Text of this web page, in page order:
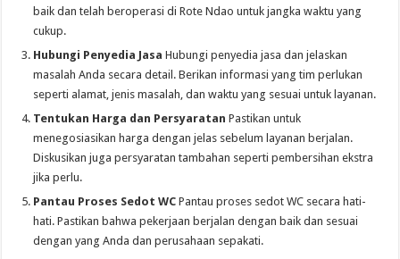
baik dan telah beroperasi di Rote Ndao untuk jangka waktu yang
cukup.
Hubungi Penyedia Jasa Hubungi penyedia jasa dan jelaskan
masalah Anda secara detail. Berikan informasi yang tim perlukan
seperti alamat, jenis masalah, dan waktu yang sesuai untuk layanan.
Tentukan Harga dan Persyaratan Pastikan untuk
menegosiasikan harga dengan jelas sebelum layanan berjalan.
Diskusikan juga persyaratan tambahan seperti pembersihan ekstra
jika perlu.
Pantau Proses Sedot WC Pantau proses sedot WC secara hati-
hati. Pastikan bahwa pekerjaan berjalan dengan baik dan sesuai
dengan yang Anda dan perusahaan sepakati.